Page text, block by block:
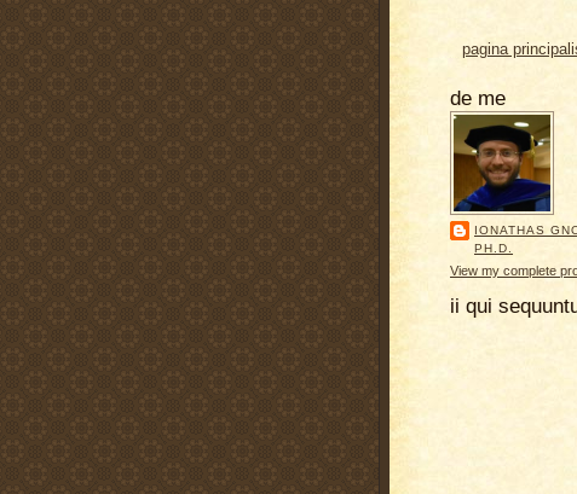
pagina
de me
IONATHAS
PH.D.
View my complete
ii qui